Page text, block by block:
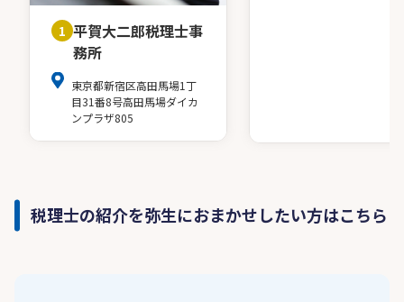
1 平賀大二郎税理士事
務所
東京都新宿区高田馬場1丁
目31番8号高田馬場ダイカ
ンプラザ805
税理士の紹介を弥生におまかせしたい方はこちら